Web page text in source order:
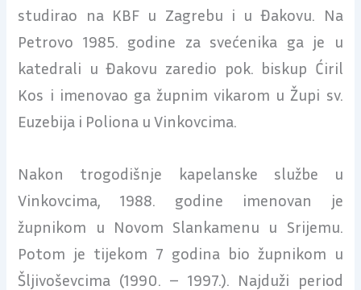
studirao na KBF u Zagrebu i u Đakovu. Na
Petrovo 1985. godine za svećenika ga je u
katedrali u Đakovu zaredio pok. biskup Ćiril
Kos i imenovao ga župnim vikarom u Župi sv.
Euzebija i Poliona u Vinkovcima.
Nakon trogodišnje kapelanske službe u
Vinkovcima, 1988. godine imenovan je
župnikom u Novom Slankamenu u Srijemu.
Potom je tijekom 7 godina bio župnikom u
Šljivoševcima (1990. – 1997.). Najduži period